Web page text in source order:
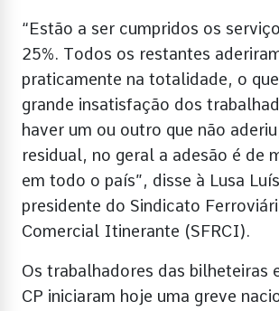
“Estão a ser cumpridos os
25%. Todos os restantes
praticamente na totalidade, o
grande insatisfação dos
haver um ou outro que não
residual, no geral a adesão é de
em todo o país”, disse à Lusa
presidente do Sindicato
Comercial Itinerante (SFRCI).
Os trabalhadores das bilheteiras
CP iniciaram hoje uma greve